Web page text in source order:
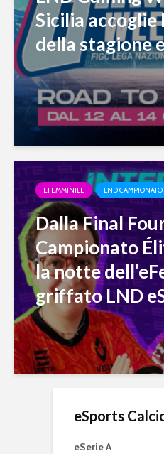
Sicilia accoglie
della stagione
EFEMMINILE LND CAMPIONATO
Dalla Final
Campionato
la notte
griffato LND
eSports
eSerie A